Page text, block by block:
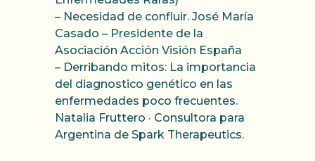
– Necesidad de confluir. José María
Casado – Presidente de la
Asociación Acción Visión España
– Derribando mitos: La importancia
del diagnostico genético en las
enfermedades poco frecuentes.
Natalia Fruttero · Consultora para
Argentina de Spark Therapeutics.